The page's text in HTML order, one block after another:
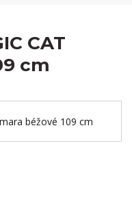
CAT
cm